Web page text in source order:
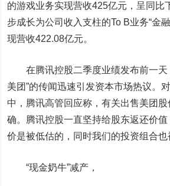
的游戏业务实现营收425亿元，呈同比
步成长为公司收入支柱的To B业务“金
现营收422.08亿元。
在腾讯控股二季度业绩发布前一天
美团”的传闻迅速引发资本市场热议。
中，腾讯高管回应称，有关出售美团
确。腾讯控股一直坚持给股东返还价值
价是被低估的，同时我们的投资组合也
“现金奶牛”减产，